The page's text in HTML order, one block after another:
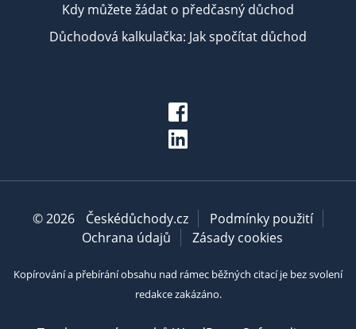
Kdy můžete žádat o předčasný důchod
Důchodová kalkulačka: Jak spočítat důchod
© 2026 Českédůchody.cz
Podmínky použití
Ochrana údajů
Zásady cookies
Kopírování a přebírání obsahu nad rámec běžných citací je bez svolení
redakce zakázáno.